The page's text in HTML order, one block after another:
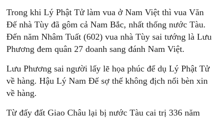
Trong khi Lý Phật Tử làm vua ở Nam Việt thì vua Văn
Đế nhà Tùy đã gôm cả Nam Bắc, nhất thống nước Tàu.
Đến năm Nhâm Tuất (602) vua nhà Tùy sai tướng là Lưu
Phương đem quân 27 doanh sang đánh Nam Việt.
Lưu Phương sai người lấy lẽ họa phúc để dụ Lý Phật Tử
về hàng. Hậu Lý Nam Đế sợ thế không địch nổi bèn xin
về hàng.
Từ đấy đất Giao Châu lại bị nước Tàu cai trị 336 năm